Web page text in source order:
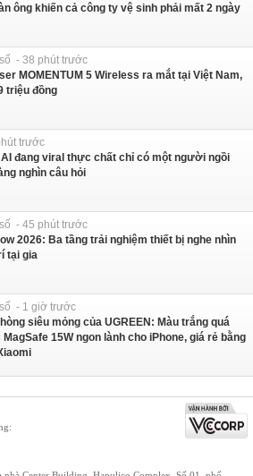
ông khiến cả công ty vệ sinh phải mất 2 ngày
- 38 phút trước
MOMENTUM 5 Wireless ra mắt tại Việt Nam,
triệu đồng
trước
đang viral thực chất chỉ có một người ngồi
nghìn câu hỏi
- 45 phút trước
2026: Ba tầng trải nghiệm thiết bị nghe nhìn
tại gia
- 1 giờ trước
siêu mỏng của UGREEN: Màu trắng quá
MagSafe 15W ngon lành cho iPhone, giá rẻ bằng